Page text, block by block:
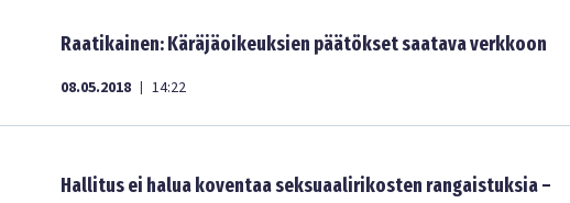
Raatikainen: Käräjäoikeuksien päätökset saatava verkkoon
08.05.2018 | 14:22
Hallitus ei halua koventaa seksuaalirikosten rangaistuksia –